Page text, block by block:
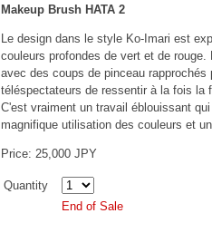
Makeup Brush HATA 2
Le design dans le style Ko-Imari est
couleurs profondes de vert et de
avec des coups de pinceau rapprochés
téléspectateurs de ressentir à la fois la
C'est vraiment un travail éblouissant
magnifique utilisation des couleurs et
Price: 25,000 JPY
Quantity
End of Sale